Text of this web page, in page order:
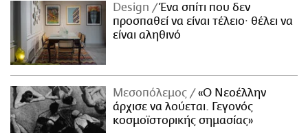
Design
Ένα σπίτι που δεν
προσπαθεί να είναι τέλειο· θέλει να
είναι αληθινό
Μεσοπόλεμος
«Ο Νεοέλλην
άρχισε να λούεται. Γεγονός
κοσμοϊστορικής σημασίας»